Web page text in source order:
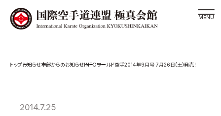
お知らせ本部からのお知らせINFOワールド空手2014年9月号 7月26日(土)発売！
2014.7.25